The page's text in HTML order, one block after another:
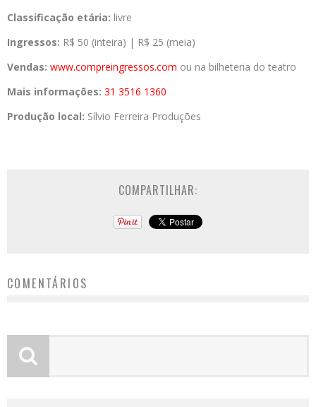
Classificação etária: livre
Ingressos: R$ 50 (inteira) | R$ 25 (meia)
Vendas: www.compreingressos.com ou na bilheteria do teatro
Mais informações: 31 3516 1360
Produção local: Sílvio Ferreira Produções
COMPARTILHAR:
COMENTÁRIOS